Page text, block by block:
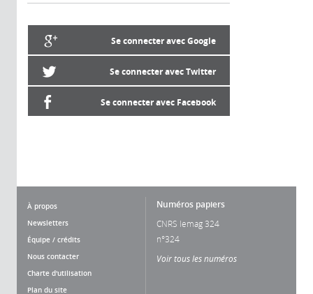
Se connecter avec Google
Se connecter avec Twitter
Se connecter avec Facebook
À propos
Newsletters
Équipe / crédits
Nous contacter
Charte d'utilisation
Plan du site
Numéros papiers
CNRS lemag 324
n°324
Voir tous les numéros